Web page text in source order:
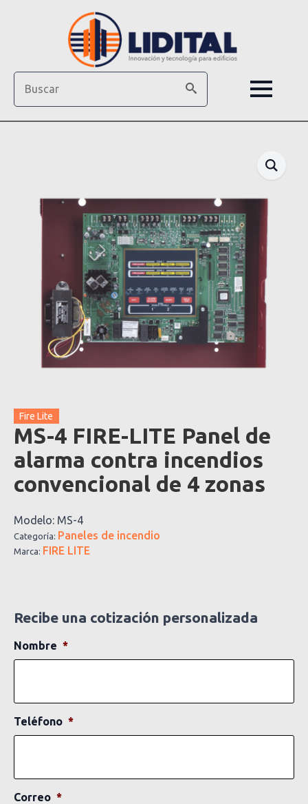
Fire Lite
MS-4 FIRE-LITE Panel de
alarma contra incendios
convencional de 4 zonas
Modelo: MS-4
Categoría: Paneles de incendio
Marca: FIRE LITE
Recibe una cotización personalizada
Nombre *
Teléfono *
Correo *